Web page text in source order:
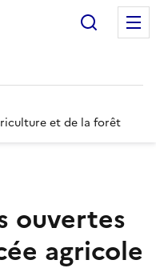
et de la forêt
ouvertes
agricole